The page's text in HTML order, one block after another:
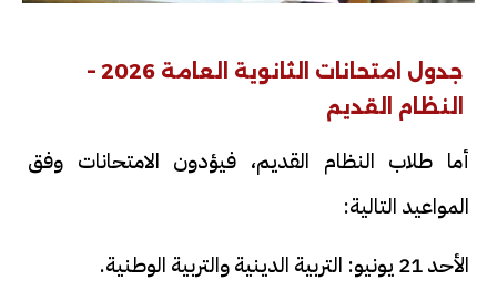
جدول امتحانات الثانوية العامة 2026 –
النظام القديم
أما طلاب النظام القديم، فيؤدون الامتحانات وفق
المواعيد التالية:
الأحد 21 يونيو: التربية الدينية والتربية الوطنية.